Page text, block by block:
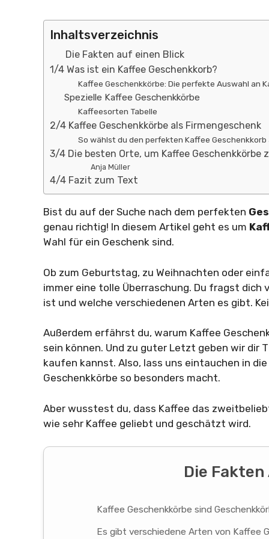
Inhaltsverzeichnis
Die Fakten auf einen Blick
1/4 Was ist ein Kaffee Geschenkkorb?
Kaffee Geschenkkörbe: Die perfekte Auswahl an
Spezielle Kaffee Geschenkkörbe
Kaffeesorten Tabelle
2/4 Kaffee Geschenkkörbe als Firmengeschenk
So wählst du den perfekten Kaffee Geschenkkorb
3/4 Die besten Orte, um Kaffee Geschenkkörbe
Anja Müller
4/4 Fazit zum Text
Bist du auf der Suche nach dem perfekten
genau richtig! In diesem Artikel geht es um
Wahl für ein Geschenk sind.
Ob zum Geburtstag, zu Weihnachten oder
immer eine tolle Überraschung. Du fragst
ist und welche verschiedenen Arten es gibt.
Außerdem erfährst du, warum Kaffee
sein können. Und zu guter Letzt geben wir dir
kaufen kannst. Also, lass uns eintauchen in
Geschenkkörbe so besonders macht.
Aber wusstest du, dass Kaffee das
wie sehr Kaffee geliebt und geschätzt wird.
Die
Kaffee Geschenkkörbe sind
Es gibt verschiedene Arten von Kaffee